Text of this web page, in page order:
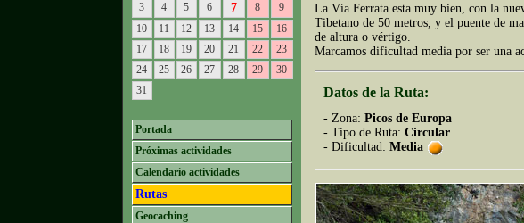
3
4 5 6 7 8
9
10
11 12 13 14 15
16
17
18 19 20 21 22
23
24
25 26 27 28 29
30
31
Portada
Próximas actividades
Calendario actividades
Rutas
Geocaching
La Vía Ferrata esta muy bien, con la
Tibetano de 50 metros, y el puente de
de altura o vértigo.
Marcamos dificultad media por ser una
Datos de la Ruta:
- Zona: Picos de Europa
- Tipo de Ruta: Circular
- Dificultad: Media